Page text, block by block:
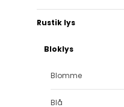
Rustik lys
Bloklys
Blomme
Blå